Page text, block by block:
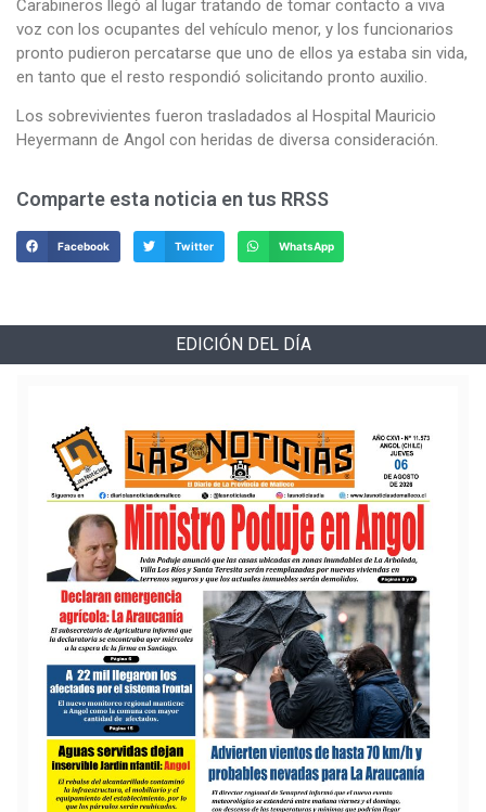
Carabineros llegó al lugar tratando de tomar contacto a viva
voz con los ocupantes del vehículo menor, y los funcionarios
pronto pudieron percatarse que uno de ellos ya estaba sin vida,
en tanto que el resto respondió solicitando pronto auxilio.
Los sobrevivientes fueron trasladados al Hospital Mauricio
Heyermann de Angol con heridas de diversa consideración.
Comparte esta noticia en tus RRSS
Facebook Twitter WhatsApp
EDICIÓN DEL DÍA